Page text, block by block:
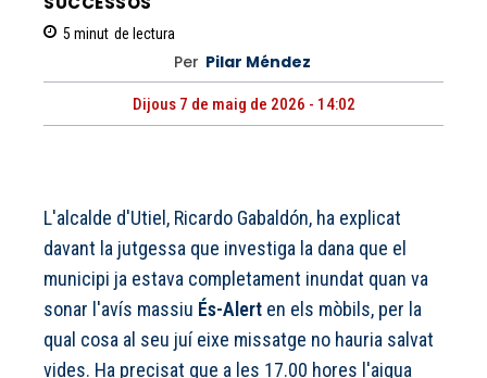
5 minut de lectura
Per Pilar Méndez
Dijous 7 de maig de 2026 - 14:02
L'alcalde d'Utiel, Ricardo Gabaldón, ha explicat
davant la jutgessa que investiga la dana que el
municipi ja estava completament inundat quan va
sonar l'avís massiu És-Alert en els mòbils, per la
qual cosa al seu juí eixe missatge no hauria salvat
vides. Ha precisat que a les 17.00 hores l'aigua